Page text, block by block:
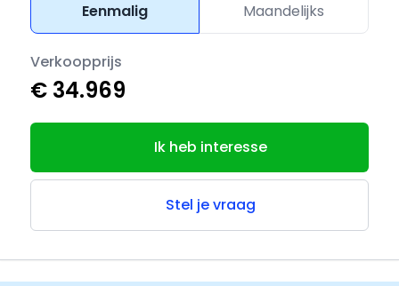
Eenmalig
Maandelijks
Verkoopprijs
€ 34.969
Ik heb interesse
Stel je vraag